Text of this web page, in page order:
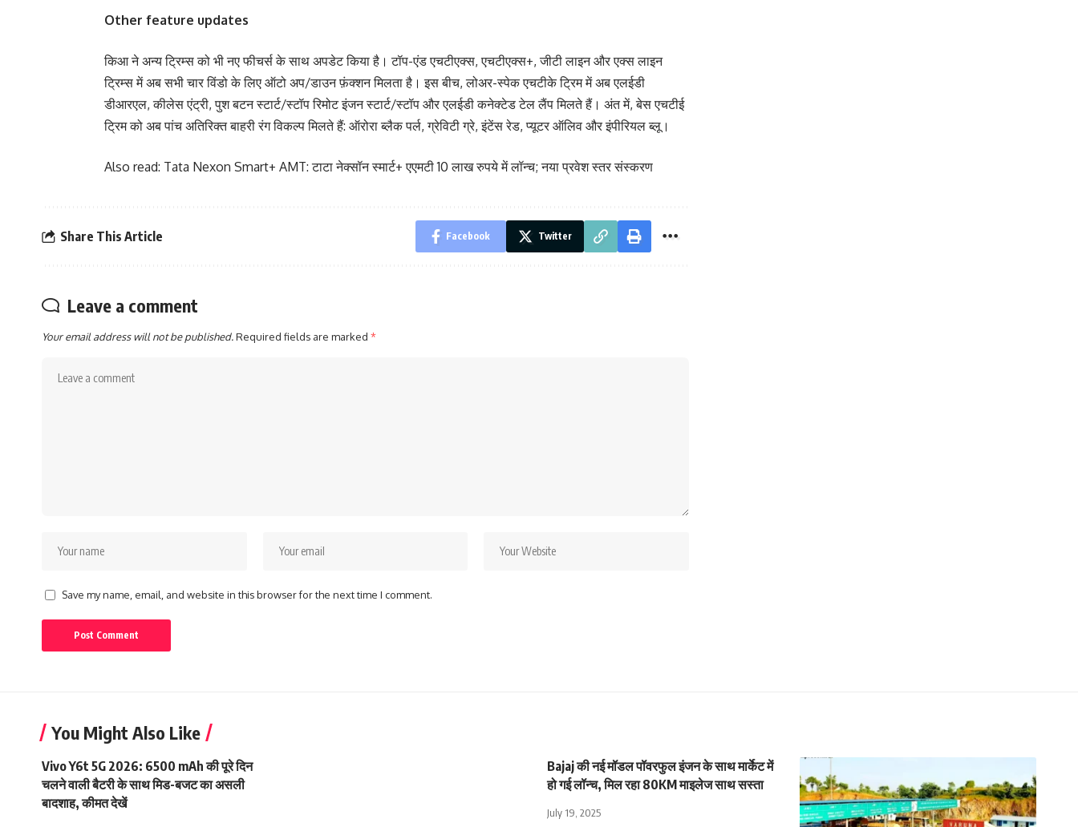
Other feature updates
किआ ने अन्य ट्रिम्स को भी नए फीचर्स के साथ अपडेट किया है। टॉप-एंड एचटीएक्स, एचटीएक्स+, जीटी लाइन और एक्स लाइन
ट्रिम्स में अब सभी चार विंडो के लिए ऑटो अप/डाउन फ़ंक्शन मिलता है। इस बीच, लोअर-स्पेक एचटीके ट्रिम में अब एलईडी
डीआरएल, कीलेस एंट्री, पुश बटन स्टार्ट/स्टॉप रिमोट इंजन स्टार्ट/स्टॉप और एलईडी कनेक्टेड टेल लैंप मिलते हैं। अंत में, बेस एचटीई
ट्रिम को अब पांच अतिरिक्त बाहरी रंग विकल्प मिलते हैं: ऑरोरा ब्लैक पर्ल, ग्रेविटी ग्रे, इंटेंस रेड, प्यूटर ऑलिव और इंपीरियल ब्लू।
Also read: Tata Nexon Smart+ AMT: टाटा नेक्सॉन स्मार्ट+ एएमटी 10 लाख रुपये में लॉन्च; नया प्रवेश स्तर संस्करण
Share This Article Facebook Twitter
Leave a comment
Your email address will not be published.Required fields are marked *
Save my name, email, and website in this browser for the next time I comment.
You Might Also Like
Vivo Y6t 5G 2026: 6500 mAh की पूरे दिन
चलने वाली बैटरी के साथ मिड-बजट का असली
बादशाह, कीमत देखें
Bajaj की नई मॉडल पॉवरफुल इंजन के साथ मार्केट में
हो गई लॉन्च, मिल रहा 80KM माइलेज साथ सस्ता
July 19, 2025